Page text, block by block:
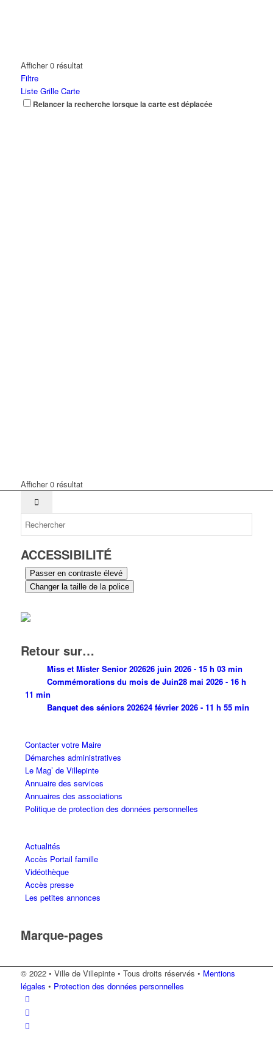
Afficher 0 résultat
Filtre
Liste Grille Carte
Relancer la recherche lorsque la carte est déplacée
Afficher 0 résultat
ACCESSIBILITÉ
Passer en contraste élevé
Changer la taille de la police
Retour sur…
Miss et Mister Senior 202626 juin 2026 - 15 h 03 min
Commémorations du mois de Juin28 mai 2026 - 16 h
11 min
Banquet des séniors 202624 février 2026 - 11 h 55 min
Contacter votre Maire
Démarches administratives
Le Mag’ de Villepinte
Annuaire des services
Annuaires des associations
Politique de protection des données personnelles
Actualités
Accès Portail famille
Vidéothèque
Accès presse
Les petites annonces
Marque-pages
© 2022 • Ville de Villepinte • Tous droits réservés • Mentions
légales • Protection des données personnelles